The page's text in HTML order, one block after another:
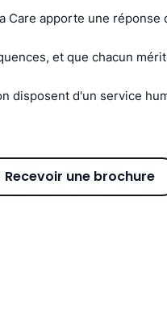
Care apporte une réponse
et que chacun
disposent d'un service
Recevoir une brochure